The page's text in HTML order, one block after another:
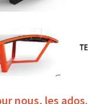
nous, les ados.